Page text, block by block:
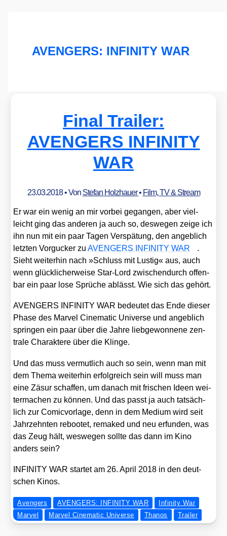
AVENGERS: INFINITY WAR
Final Trailer:
AVENGERS INFINITY
WAR
23.03.2018• Von Stefan Holzhauer• Film, TV & Stream
Er war ein wenig an mir vor­bei gegan­gen, aber viel­
leicht ging das ande­ren ja auch so, des­we­gen zei­ge ich
ihn nun mit ein paar Tagen Ver­spä­tung, den angeb­lich
letz­ten Vor­gu­cker zuAVENGERS INFINITY WAR
.
Sieht wei­ter­hin nach »Schluss mit Lus­tig« aus, auch
wenn glück­li­cher­wei­se Star-Lord zwi­schen­durch offen­
bar ein paar lose Sprü­che ablässt. Wie sich das gehört.
AVENGERS INFINITY WAR bedeu­tet das Ende die­ser
Pha­se des Mar­vel Cine­ma­tic Uni­ver­se und angeb­lich
sprin­gen ein paar über die Jah­re lieb­ge­won­ne­ne zen­
tra­le Cha­rak­te­re über die Klin­ge.
Und das muss ver­mut­lich auch so sein, wenn man mit
dem The­ma wei­ter­hin erfolg­reich sein will muss man
eine Zäsur schaf­fen, um danach mit fri­schen Ideen wei­
ter­ma­chen zu kön­nen. Und das passt ja auch tat­säch­
lich zur Comic­vor­la­ge, denn in dem Medi­um wird seit
Jahr­zehn­ten reboo­tet, rema­ked und neu erfun­den, was
das Zeug hält, wes­we­gen soll­te das dann im Kino
anders sein?
INFINITY WAR star­tet am 26. April 2018 in den deut­
schen Kinos.
Avengers AVENGERS: INFINITY WAR
Infinity War
Marvel
Marvel Cinematic Universe Thanos Trailer